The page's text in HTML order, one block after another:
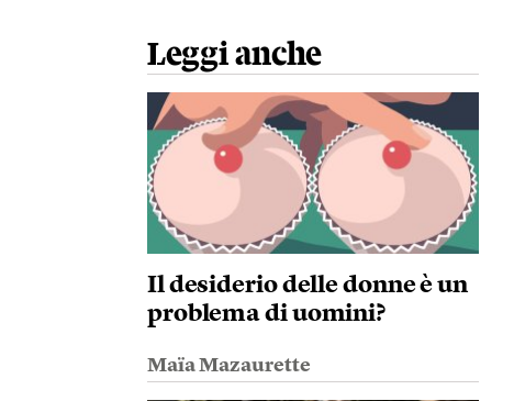
Leggi anche
Il desiderio delle donne è un
problema di uomini?
Maïa Mazaurette